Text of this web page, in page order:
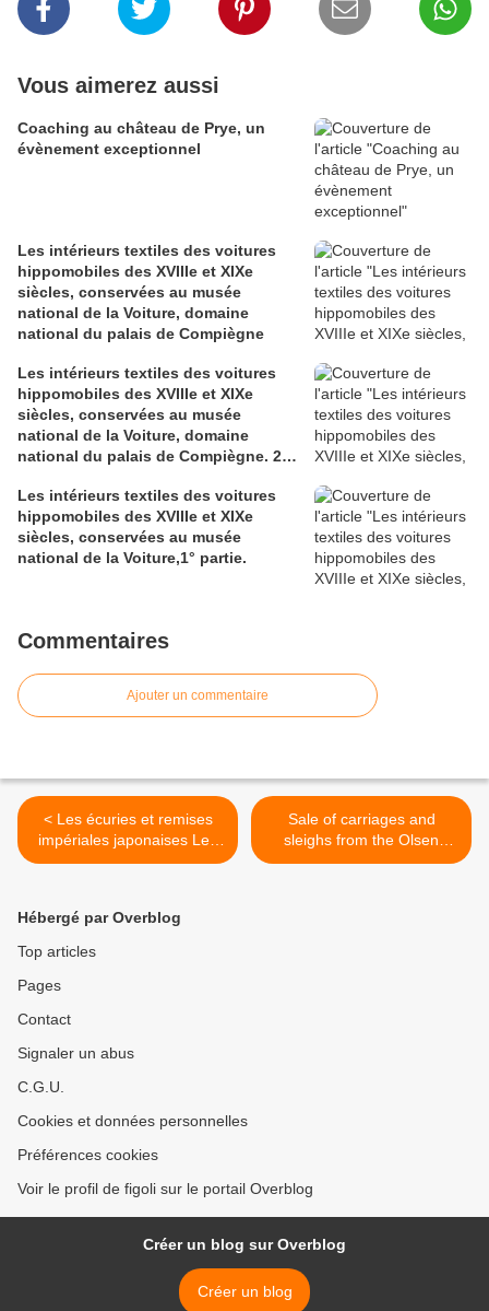
Vous aimerez aussi
Coaching au château de Prye, un
évènement exceptionnel
Les intérieurs textiles des voitures
hippomobiles des XVIIIe et XIXe
siècles, conservées au musée
national de la Voiture, domaine
national du palais de Compiègne
Les intérieurs textiles des voitures
hippomobiles des XVIIIe et XIXe
siècles, conservées au musée
national de la Voiture, domaine
national du palais de Compiègne. 2°
Les intérieurs textiles des voitures
hippomobiles des XVIIIe et XIXe
siècles, conservées au musée
national de la Voiture,1° partie.
Commentaires
Ajouter un commentaire
< Les écuries et remises
impériales japonaises Les
voitures de cérémonie et
Sale of carriages and
sleighs from the Olsen
collection. Vente de voitures
Hébergé par Overblog
Top articles
Pages
Contact
Signaler un abus
C.G.U.
Cookies et données personnelles
Préférences cookies
Voir le profil de figoli sur le portail Overblog
Créer un blog sur Overblog
Créer un blog